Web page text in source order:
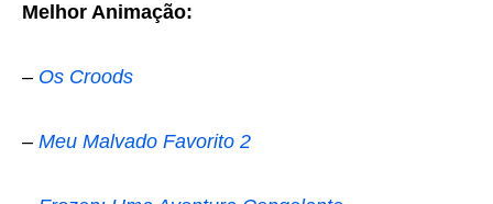
Melhor Animação:
– Os Croods
– Meu Malvado Favorito 2